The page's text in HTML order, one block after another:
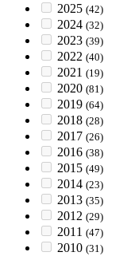
2025 (42)
2024 (32)
2023 (39)
2022 (40)
2021 (19)
2020 (81)
2019 (64)
2018 (28)
2017 (26)
2016 (38)
2015 (49)
2014 (23)
2013 (35)
2012 (29)
2011 (47)
2010 (31)